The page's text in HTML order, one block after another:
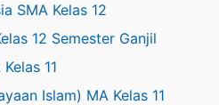
SMA Kelas 12
12 Semester Ganjil
11
Islam) MA Kelas 11